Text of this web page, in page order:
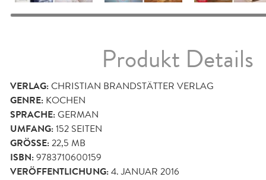
Produkt Details
VERLAG:CHRISTIAN BRANDSTÄTTER VERLAG
GENRE: KOCHEN
SPRACHE:GERMAN
UMFANG:152 SEITEN
GRÖSSE: 22,5 MB
ISBN:9783710600159
VERÖFFENTLICHUNG:4. JANUAR 2016